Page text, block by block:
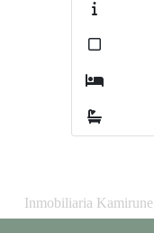
193-
Inmobiliaria